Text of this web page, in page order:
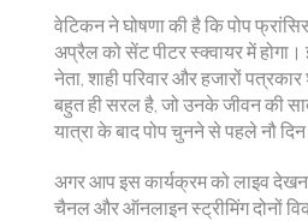
वेटिकन ने घोषणा की है कि पोप
अप्रैल को सेंट पीटर स्क्वायर में
नेता, शाही परिवार और हजारों
बहुत ही सरल है, जो उनके जीवन की
यात्रा के बाद पोप चुनने से पहले नौ
अगर आप इस कार्यक्रम को लाइव
चैनल और ऑनलाइन स्ट्रीमिंग दोनों